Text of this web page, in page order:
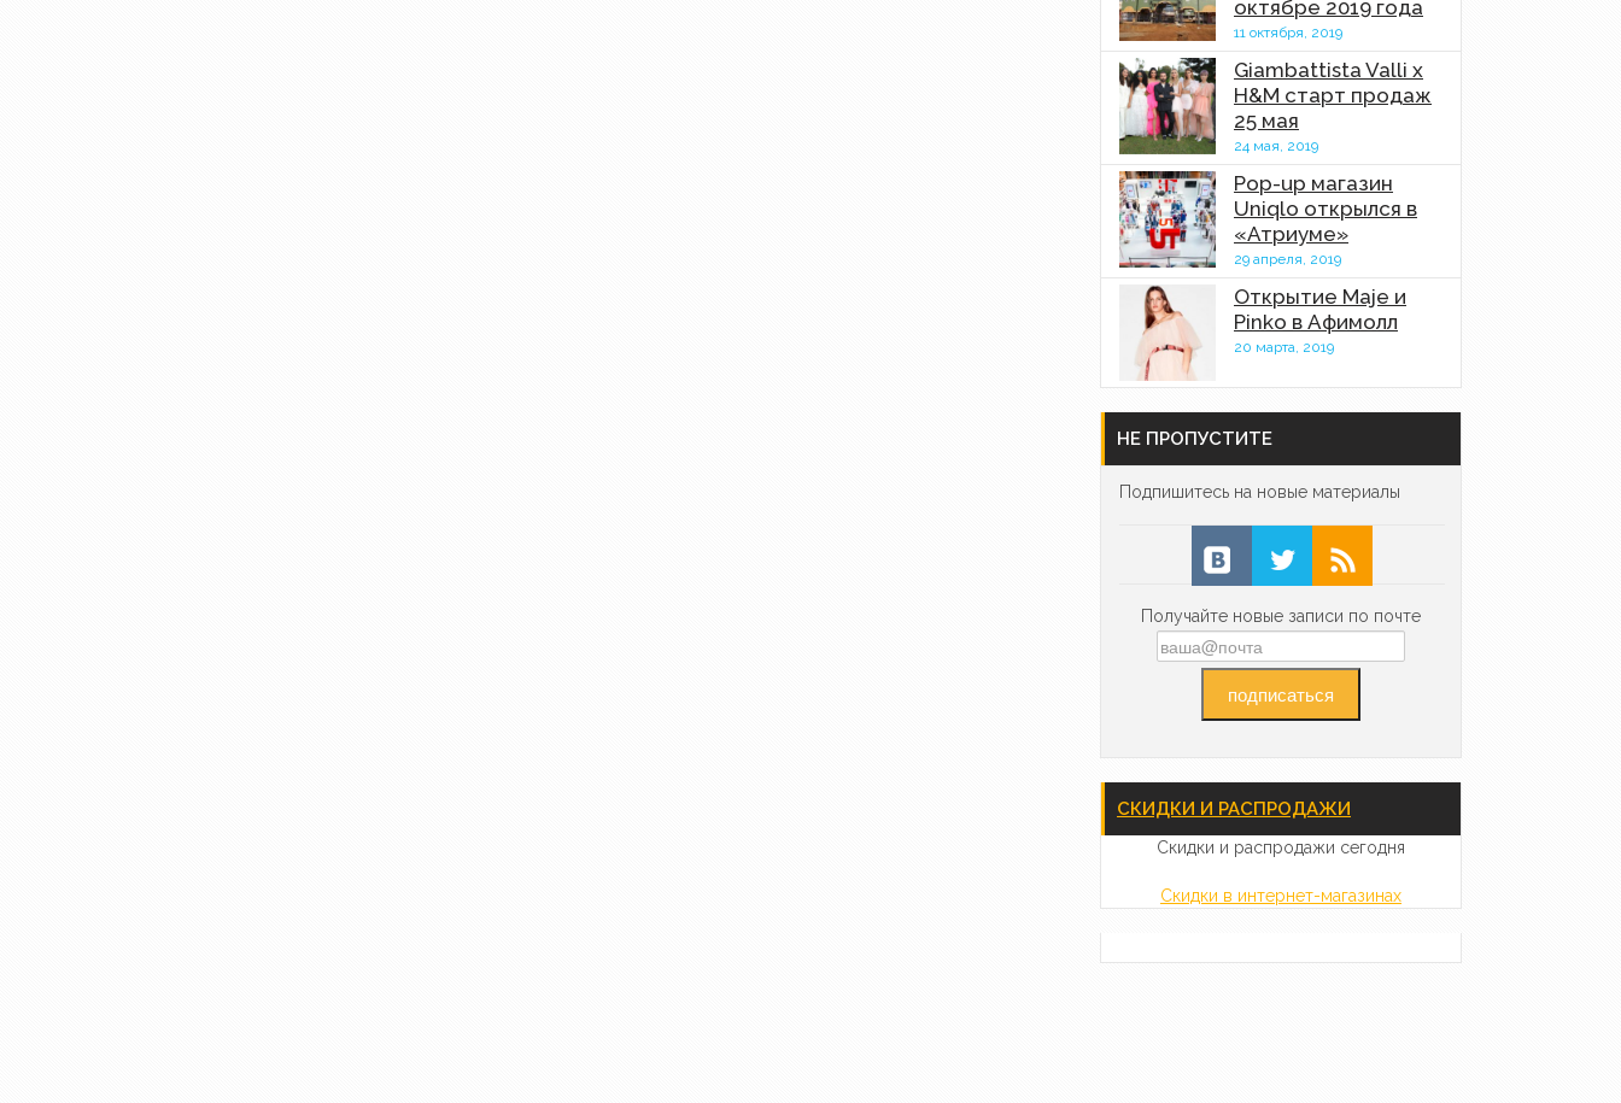
октябре 2019 года
11 октября, 2019
Giambattista Valli x
H&M старт продаж
25 мая
24 мая, 2019
Pop-up магазин
Uniqlo открылся в
«Атриуме»
29 апреля, 2019
Открытие Maje и
Pinko в Афимолл
20 марта, 2019
НЕ ПРОПУСТИТЕ
Подпишитесь на новые материалы
Получайте новые записи по почте
СКИДКИ И РАСПРОДАЖИ
Скидки и распродажи сегодня
Скидки в интернет-магазинах